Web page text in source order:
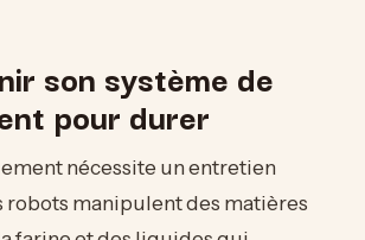
son système de
pour durer
nécessite un entretien
robots manipulent des matières